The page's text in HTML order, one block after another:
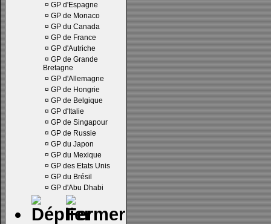
¤ GP d'Espagne
¤ GP de Monaco
¤ GP du Canada
¤ GP de France
¤ GP d'Autriche
¤ GP de Grande
Bretagne
¤ GP d'Allemagne
¤ GP de Hongrie
¤ GP de Belgique
¤ GP d'Italie
¤ GP de Singapour
¤ GP de Russie
¤ GP du Japon
¤ GP du Mexique
¤ GP des Etats Unis
¤ GP du Brésil
¤ GP d'Abu Dhabi